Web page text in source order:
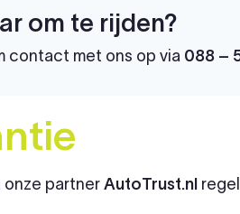
om te rijden?
contact met ons op via 088 –
onze partnerAutoTrust.nlregel